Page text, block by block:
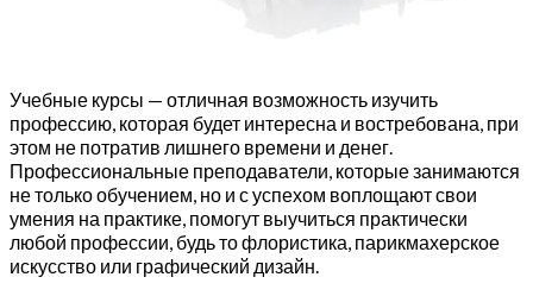
Учебные курсы — отличная возможность изучить
профессию, которая будет интересна и востребована, при
этом не потратив лишнего времени и денег.
Профессиональные преподаватели, которые занимаются
не только обучением, но и с успехом воплощают свои
умения на практике, помогут выучиться практически
любой профессии, будь то флористика, парикмахерское
искусство или графический дизайн.